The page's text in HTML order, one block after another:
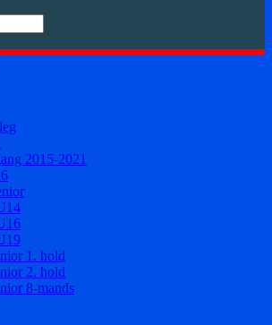
2015-2021
1. hold
2. hold
8-mands